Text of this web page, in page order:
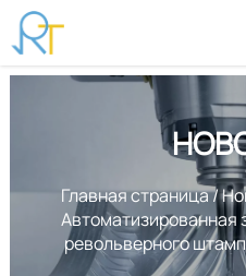
Главная страница/
Автоматизированная
револьверного